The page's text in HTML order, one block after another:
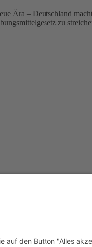
Ära – Deutschland
zu